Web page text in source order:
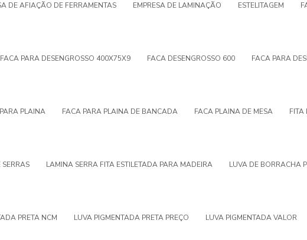
DE AFIAÇÃO DE FERRAMENTAS EMPRESA DE LAMINAÇÃO ESTELITAGEM
FACA PARA DESENGROSSO 400X75X9 FACA DESENGROSSO 600 FACA PARA
PLAINA FACA PARA PLAINA DE BANCADA FACA PLAINA DE MESA FITA
LAMINA SERRA FITA ESTILETADA PARA MADEIRA LUVA DE BORRACHA
PRETA NCM LUVA PIGMENTADA PRETA PREÇO LUVA PIGMENTADA VALOR